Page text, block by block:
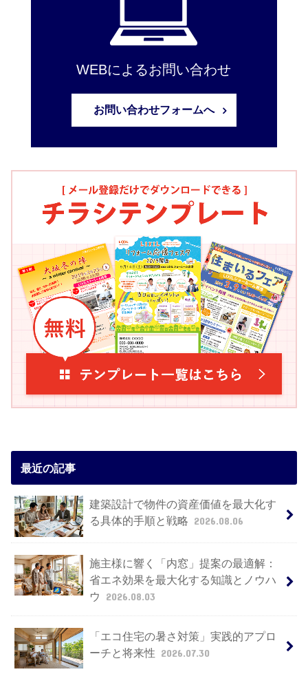
WEBによるお問い合わせ
お問い合わせフォームへ
最近の記事
建築設計で物件の資産価値を最大化す
る具体的手順と戦略 2026.08.06
施主様に響く「内窓」提案の最適解：
省エネ効果を最大化する知識とノウハ
ウ
2026.08.03
「エコ住宅の暑さ対策」実践的アプロ
ーチと将来性 2026.07.30